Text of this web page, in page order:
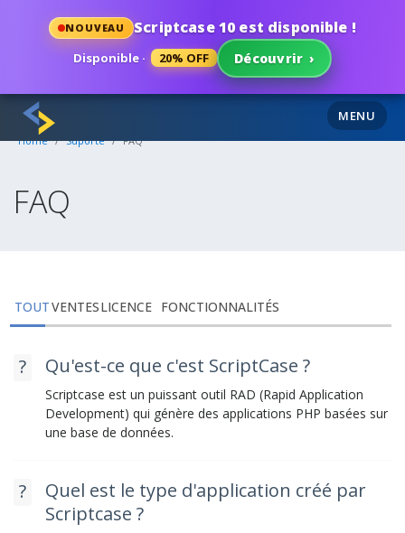
NOUVEAU Scriptcase 10 est disponible !
Disponible · 20% OFF Découvrir ›
MENU
Home Suporte FAQ
FAQ
TOUTVENTESLICENCE FONCTIONNALITÉS
Qu'est-ce que c'est ScriptCase ?
Scriptcase est un puissant outil RAD (Rapid Application
Development) qui génère des applications PHP basées sur
une base de données.
Quel est le type d'application créé par
Scriptcase ?